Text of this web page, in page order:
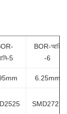
5
BOR-আমি
-6
6.25mm
SMD2727